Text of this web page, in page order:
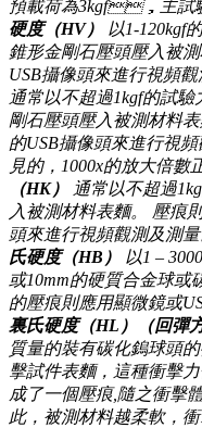
預載荷為3kgf，主試
硬度（HV）
以1-120kgf的
錐形金剛石壓頭壓入被測
USB攝像頭來進行視頻觀測
通常以不超過1kgf的試驗
剛石壓頭壓入被測材料表
的USB攝像頭來進行視頻
見的，1000x的放大倍數
（HK）
通常以不超過
入被測材料表麵。 壓
頭來進行視頻觀測及測量
氏硬度（HB）
以1 –
或10mm的硬質合金球或
的壓痕則應用顯微鏡或
裏氏硬度（HL）（回彈
質量的裝有碳化鎢球頭的
擊試件表麵，這種衝擊
成了一個壓痕,隨之衝擊
此，被測材料越柔軟